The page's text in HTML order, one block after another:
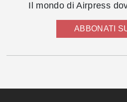
Il mondo di Airpress
ABBONATI